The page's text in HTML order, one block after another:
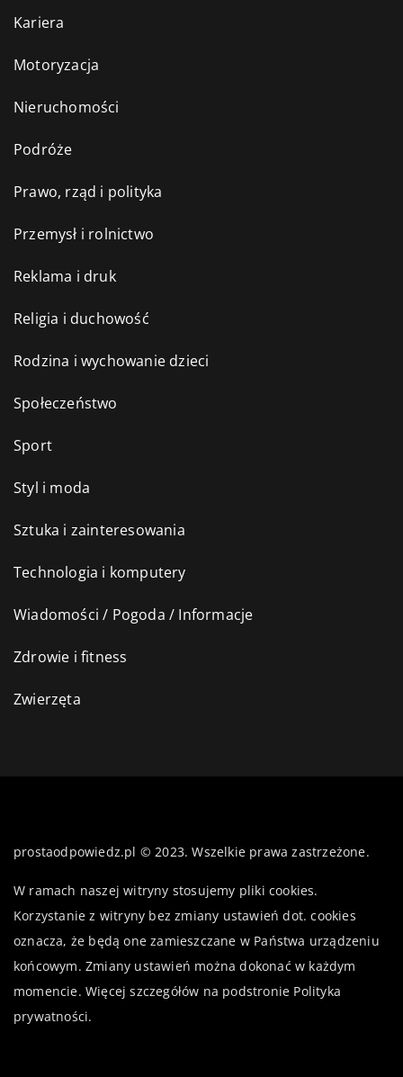
Kariera
Motoryzacja
Nieruchomości
Podróże
Prawo, rząd i polityka
Przemysł i rolnictwo
Reklama i druk
Religia i duchowość
Rodzina i wychowanie dzieci
Społeczeństwo
Sport
Styl i moda
Sztuka i zainteresowania
Technologia i komputery
Wiadomości / Pogoda / Informacje
Zdrowie i fitness
Zwierzęta
prostaodpowiedz.pl © 2023. Wszelkie prawa zastrzeżone.
W ramach naszej witryny stosujemy pliki cookies.
Korzystanie z witryny bez zmiany ustawień dot. cookies
oznacza, że będą one zamieszczane w Państwa urządzeniu
końcowym. Zmiany ustawień można dokonać w każdym
momencie. Więcej szczegółów na podstronie Polityka
prywatności.